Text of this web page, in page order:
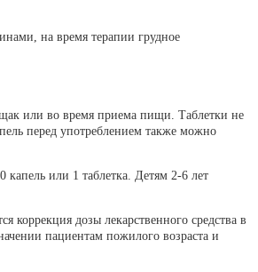
на время терапии грудное
или во время приема пищи. Таблетки не
перед употреблением также можно
капель или 1 таблетка. Детям 2-6 лет
коррекция дозы лекарственного средства в
пациентам пожилого возраста и